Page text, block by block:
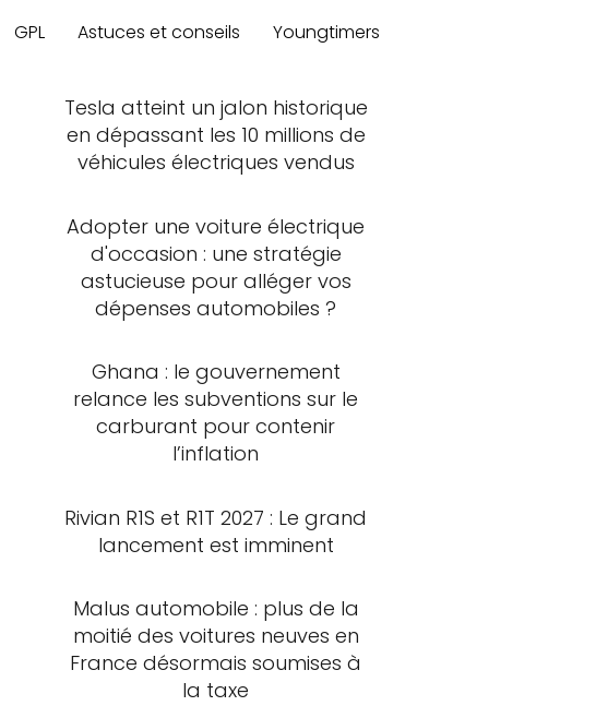
GPL Astuces et conseils Youngtimers
Tesla atteint un jalon historique
en dépassant les 10 millions de
véhicules électriques vendus
Adopter une voiture électrique
d'occasion : une stratégie
astucieuse pour alléger vos
dépenses automobiles ?
Ghana : le gouvernement
relance les subventions sur le
carburant pour contenir
l’inflation
Rivian R1S et R1T 2027 : Le grand
lancement est imminent
Malus automobile : plus de la
moitié des voitures neuves en
France désormais soumises à
la taxe